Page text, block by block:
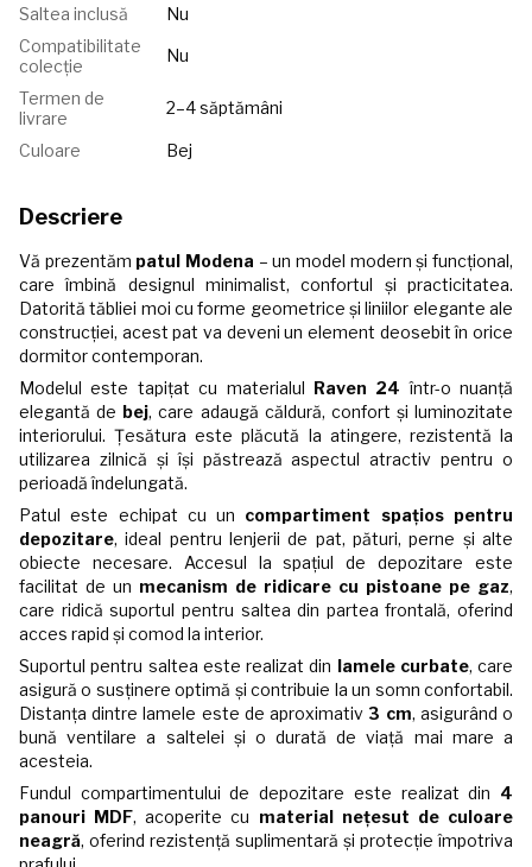
Saltea inclusă
Nu
Compatibilitate
colecție
Nu
Termen de
livrare
2–4 săptămâni
Culoare Bej
Descriere
Vă prezentăm patul Modena – un model modern și funcțional,
care îmbină designul minimalist, confortul și practicitatea.
Datorită tăbliei moi cu forme geometrice și liniilor elegante ale
construcției, acest pat va deveni un element deosebit în orice
dormitor contemporan.
Modelul este tapițat cu materialul Raven 24 într-o nuanță
elegantă de bej, care adaugă căldură, confort și luminozitate
interiorului. Țesătura este plăcută la atingere, rezistentă la
utilizarea zilnică și își păstrează aspectul atractiv pentru o
perioadă îndelungată.
Patul este echipat cu un compartiment spațios pentru
depozitare, ideal pentru lenjerii de pat, pături, perne și alte
obiecte necesare. Accesul la spațiul de depozitare este
facilitat de un mecanism de ridicare cu pistoane pe gaz,
care ridică suportul pentru saltea din partea frontală, oferind
acces rapid și comod la interior.
Suportul pentru saltea este realizat din lamele curbate, care
asigură o susținere optimă și contribuie la un somn confortabil.
Distanța dintre lamele este de aproximativ 3 cm, asigurând o
bună ventilare a saltelei și o durată de viață mai mare a
acesteia.
Fundul compartimentului de depozitare este realizat din 4
panouri MDF, acoperite cu material nețesut de culoare
neagră, oferind rezistență suplimentară și protecție împotriva